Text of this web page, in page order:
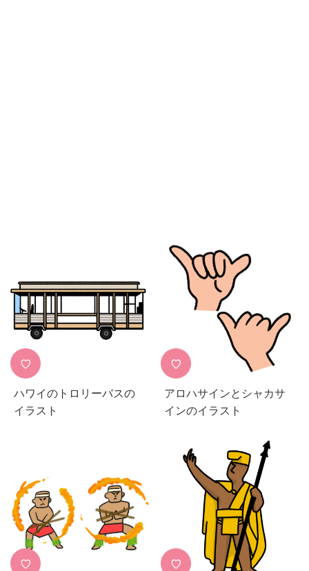
♡
ハワイのトロリーバスの
イラスト
♡
アロハサインとシャカサ
インのイラスト
♡ ♡